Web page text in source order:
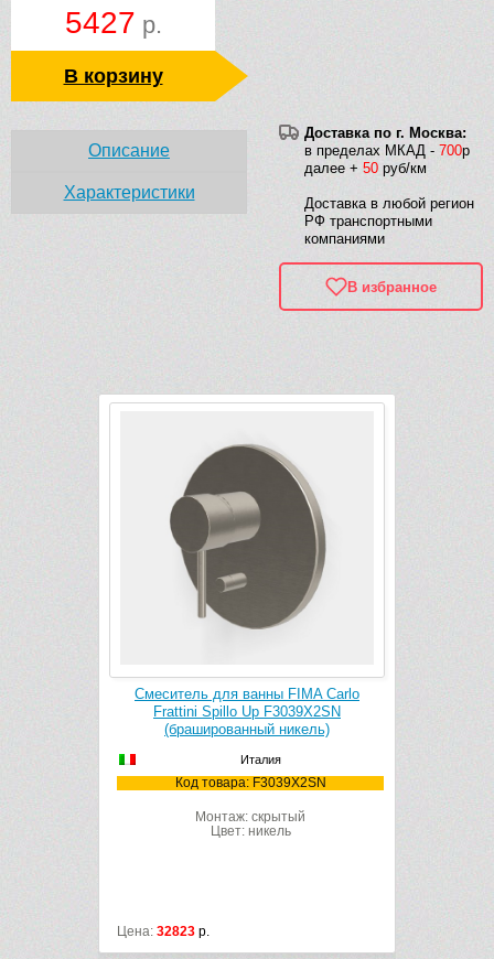
5427 р.
В корзину
Доставка по г. Москва:
в пределах МКАД - 700р
далее + 50 руб/км
Доставка в любой регион
РФ транспортными
компаниями
В избранное
Описание
Характеристики
Смеситель для ванны FIMA Carlo
Frattini Spillo Up F3039X2SN
(брашированный никель)
Италия
Код товара: F3039X2SN
Монтаж: скрытый
Цвет: никель
Цена: 32823 р.